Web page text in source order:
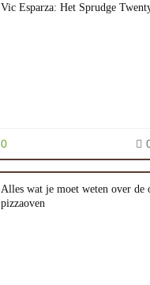
Vic Esparza: Het Sprudge
0
Alles wat je moet weten over de
pizzaoven